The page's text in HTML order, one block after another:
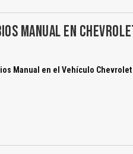
MANUAL EN
Manual en el Vehículo Chevrolet